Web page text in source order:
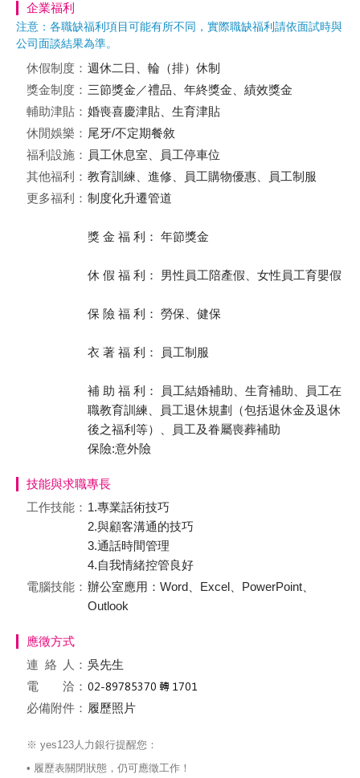
企業福利
注意：各職缺福利項目可能有所不同，實際職缺福利請依面試時與
公司面談結果為準。
休假制度： 週休二日、輪（排）休制
獎金制度： 三節獎金／禮品、年終獎金、績效獎金
輔助津貼： 婚喪喜慶津貼、生育津貼
休閒娛樂： 尾牙/不定期餐敘
福利設施： 員工休息室、員工停車位
其他福利： 教育訓練、進修、員工購物優惠、員工制服
更多福利： 制度化升遷管道
獎 金 福 利： 年節獎金
休 假 福 利： 男性員工陪產假、女性員工育嬰假
保 險 福 利： 勞保、健保
衣 著 福 利： 員工制服
補 助 福 利： 員工結婚補助、生育補助、員工在
職教育訓練、員工退休規劃（包括退休金及退休
後之福利等）、員工及眷屬喪葬補助
保險:意外險
技能與求職專長
工作技能： 1.專業話術技巧
2.與顧客溝通的技巧
3.通話時間管理
4.自我情緒控管良好
電腦技能： 辦公室應用：Word、Excel、PowerPoint、
Outlook
應徵方式
連絡
人： 吳先生
電 洽：
必備附件： 履歷照片
※ yes123人力銀行提醒您：
• 履歷表關閉狀態，仍可應徵工作！